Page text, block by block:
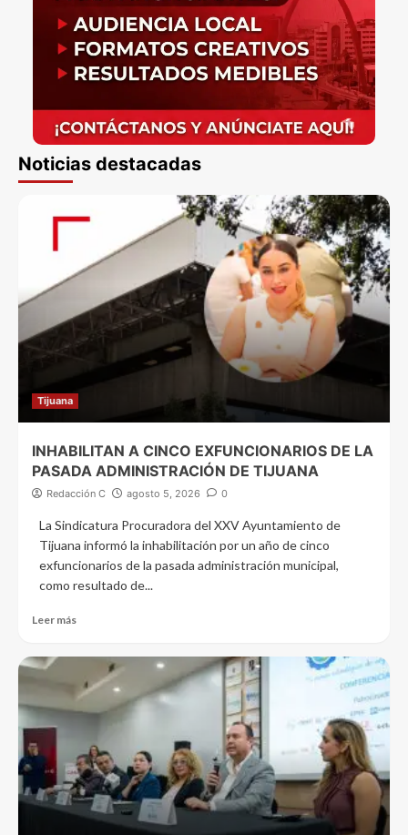
Noticias destacadas
Tijuana
INHABILITAN A CINCO EXFUNCIONARIOS DE LA
PASADA ADMINISTRACIÓN DE TIJUANA
Redacción C agosto 5, 2026 0
La Sindicatura Procuradora del XXV Ayuntamiento de
Tijuana informó la inhabilitación por un año de cinco
exfuncionarios de la pasada administración municipal,
como resultado de...
Leer más